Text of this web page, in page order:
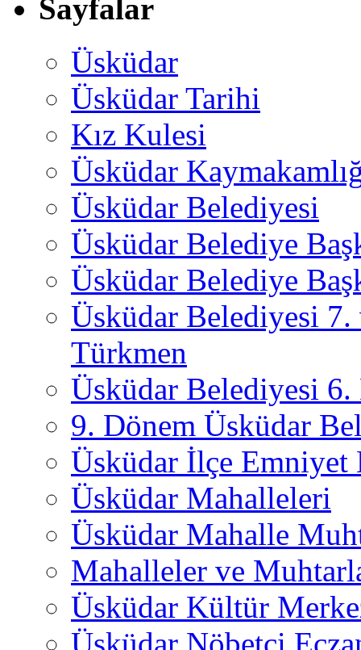
Sayfalar
Üsküdar
Üsküdar Tarihi
Kız Kulesi
Üsküdar
Üsküdar Belediyesi
Üsküdar Belediye
Üsküdar Belediye
Üsküdar Belediyesi
Türkmen
Üsküdar Belediyesi 6.
9. Dönem Üsküdar
Üsküdar İlçe
Üsküdar Mahalleleri
Üsküdar Mahalle
Mahalleler ve
Üsküdar Kültür